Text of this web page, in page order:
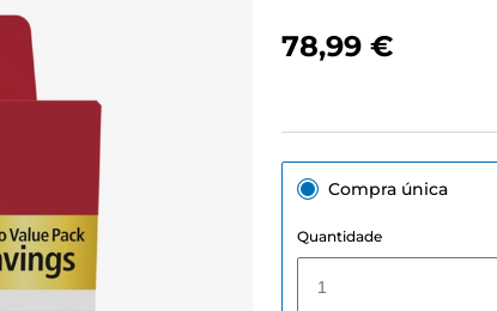
78,99 €
Compra única
Quantidade
1